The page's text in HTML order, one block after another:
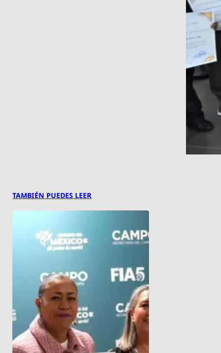
TAMBIÉN PUEDES LEER